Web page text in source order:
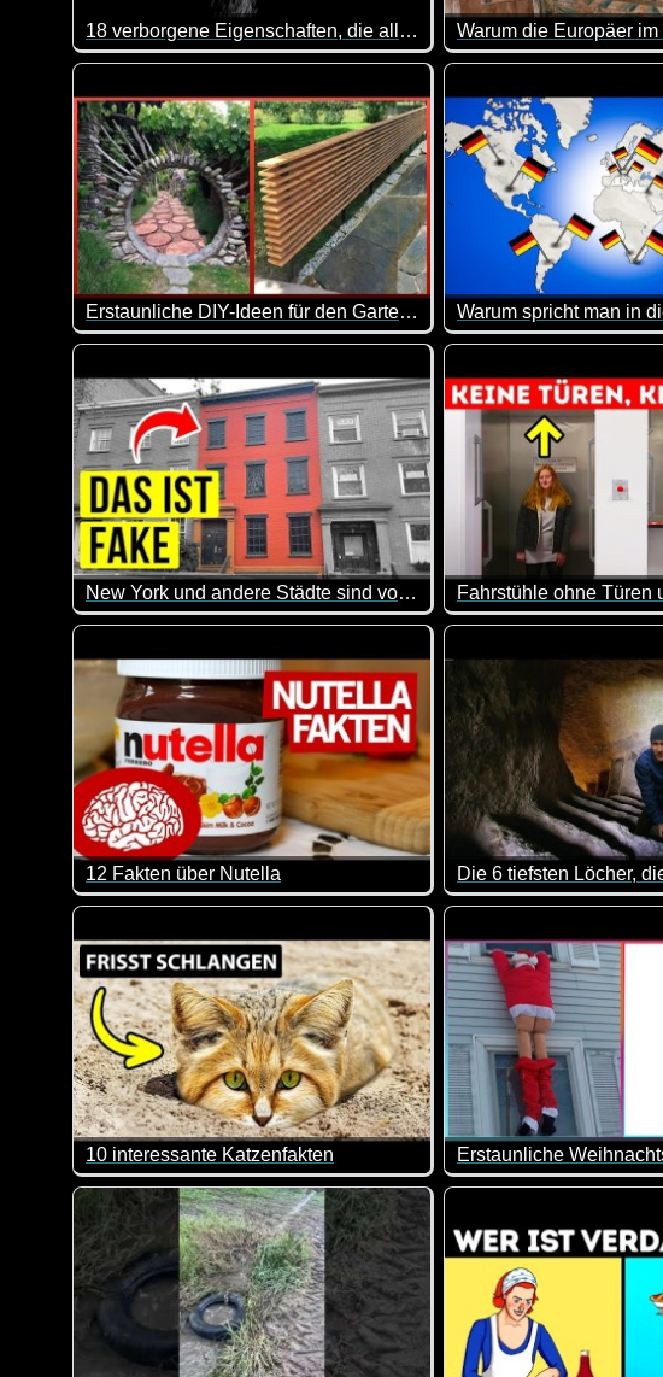
18 verborgene Eigenschaften, die alltägliche Gegenstände fantastisch machen
Das ist mal wieder sehr interessant. Dass man einen Kofferraum
Okay, ich werde mich
Erstaunliche DIY-Ideen für den Garten, die Ihr Zuhause aufwerten - 3
Ein Hinterhof ist ein kleiner Außenbereich, der sich in einen
Etwa 82 Millionen
New York und andere Städte sind voll mit fake Häusern, das ist der Grund
Das sind doch mal wieder sehr interessante Infos. Ich wusste
Der Paternoster ist
12 Fakten über Nutella
Fettmacher und Kalorienbombe oder einfach nur lecker? Lecker
Kaum zu glauben wie
10 interessante Katzenfakten
Heute mal wirklich interessante Geschichten und Infos über Katzen.
Da sind mal wieder